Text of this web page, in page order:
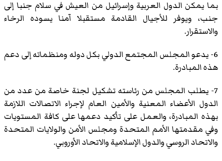
بما يمكن الدول العربية وإسرائيل من العيش في سلام جنبا إلى
جنب، ويوفر للأجيال القادمة مستقبلا آمنا يسوده الرخاء
والاستقرار.
6- يدعو المجلس المجتمع الدولي بكل دوله ومنظماته إلى دعم
هذه المبادرة.
7- يطلب المجلس من رئاسته تشكيل لجنة خاصة من عدد من
الدول الأعضاء المعنية والأمين العام لإجراء الاتصالات اللازمة
بهذه المبادرة، والعمل على تأكيد دعمها على كافة المستويات
وفي مقدمتها الأمم المتحدة ومجلس الأمن والولايات المتحدة
والاتحاد الروسي والدول الإسلامية والاتحاد الأوروبي.